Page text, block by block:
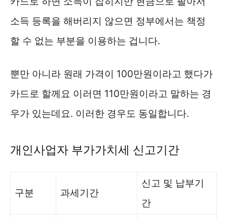
소득 등록을 해버리지 않으면 정부에서는 책정
할 수 없는 부분을 이용하는 겁니다.
뿐만 아니라 원래 가격이 100만원이라고 했다가
카드로 할께요 이러면 110만원이라고 말하는 경
우가 있는데요. 이러한 경우도 동일합니다.
개인사업자 부가가치세 신고기간
구분 과세기간
신고 및 납부기
간